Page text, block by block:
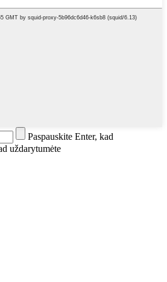
Paspauskite Enter, kad
uždarytumėte